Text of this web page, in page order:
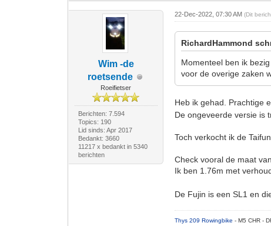
Wim -de
roetsende
Roeifietser
Berichten: 7.594
Topics: 190
Lid sinds: Apr 2017
Bedankt: 3660
11217 x bedankt in 5340
berichten
22-Dec-2022, 07:30 AM(Dit
RichardHammond
Momenteel ben ik
voor de overige zaken
Heb ik gehad. Prachtige
De ongeveerde versie is
Toch verkocht ik de
Check vooral de maat
Ik ben 1.76m met
De Fujin is een SL1 en
Thys 209 Rowingbike- M5 CHR -